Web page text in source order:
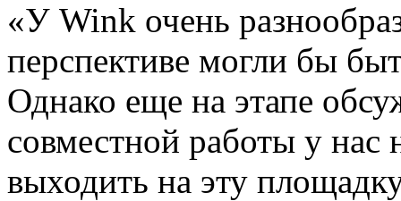
«У Wink очень
перспективе могли бы
Однако еще на этапе
совместной работы у
выходить на эту